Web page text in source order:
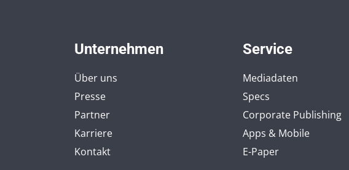
Unternehmen
Über uns
Presse
Partner
Karriere
Kontakt
Service
Mediadaten
Specs
Corporate Publishing
Apps & Mobile
E-Paper